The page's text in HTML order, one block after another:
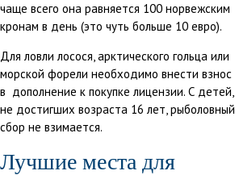
чаще всего она равняется 100 норвежским
кронам в день (это чуть больше 10 евро).
Для ловли лосося, арктического гольца или
морской форели необходимо внести взнос
в дополнение к покупке лицензии. С детей,
не достигших возраста 16 лет, рыболовный
сбор не взимается.
Лучшие места для